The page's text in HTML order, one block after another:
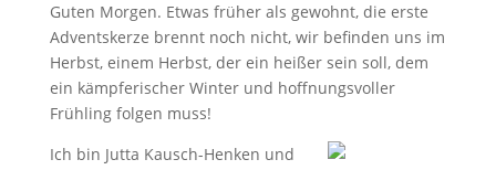
Guten Morgen. Etwas früher als gewohnt, die erste
Adventskerze brennt noch nicht, wir befinden uns im
Herbst, einem Herbst, der ein heißer sein soll, dem
ein kämpferischer Winter und hoffnungsvoller
Frühling folgen muss!
Ich bin Jutta Kausch-Henken und